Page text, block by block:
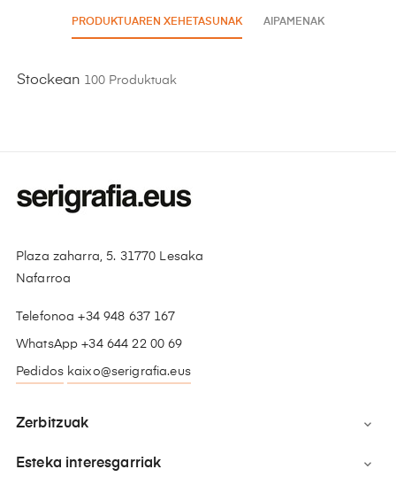
PRODUKTUAREN XEHETASUNAK AIPAMENAK
Stockean 100 Produktuak
Plaza zaharra, 5. 31770 Lesaka
Nafarroa
Telefonoa +34 948 637 167
WhatsApp +34 644 22 00 69
Pedidos kaixo@serigrafia.eus
Zerbitzuak 
Esteka interesgarriak 